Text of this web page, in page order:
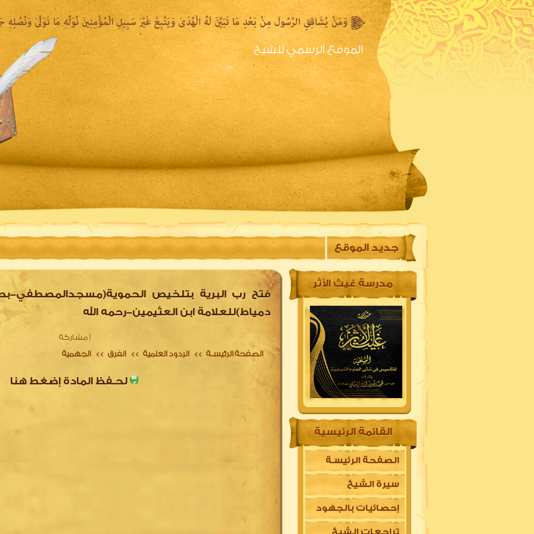
الموقع الرسمي للشيخ
الصفحه الرئيسية سيرة الشيخ المكتبة المقروءة المكتبة الصوتية
جديد الموقع
فتح رب البرية بتلخيص الحموية(مسجدالمصطفي-
دمياط)للعلامة ابن العثيمين-رحمه الله
مشاركة
الصفحة الرئيسـة >> الردود العلمية >> الفرق >> الجهمية
لحـفظ المادة إضغط هنا
مدرسة غيث الأثر
القائمة الرئيسية
الصفحة الرئيسـة
سيرة الشيخ
إحصائيات بالجهود
تراجعات الشيخ